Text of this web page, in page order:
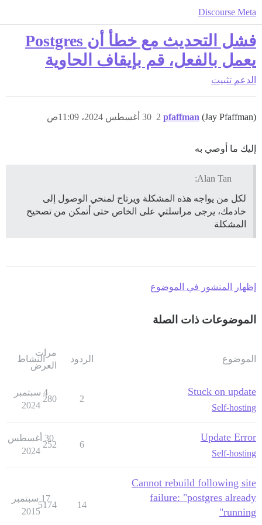
Discourse Meta
فشل التحديث مع خطأ أن Postgres
يعمل بالفعل، قم بإيقاف الحاوية
الدعم تثبيت
pfaffman (Jay Pfaffman) 30 أغسطس 2024، 11:09ص 2
إليك ما أوصي به
Alan Tan:
لكل من يواجه هذه المشكلة ويرتاح لمنحي الوصول إلى
خادمك، يرجى مراسلتي على الخاص حتى أتمكن من تصحيح
المشكلة
إظهار المنشور في الموضوع
الموضوعات ذات الصلة
الموضوع الردود
مرات
العرض
النشاط
Stuck on update
Self-hosting
2
280
4 سبتمبر
2024
Update Error
Self-hosting
6
252
30 أغسطس
2024
Cannot rebuild following site
failure: "postgres already
running"
14
5174
17 سبتمبر
2015